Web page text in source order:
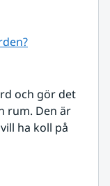
och gör det
rum. Den är
ha koll på